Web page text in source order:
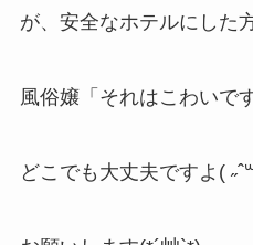
が、安全なホテルにした
風俗嬢「それはこわいで
どこでも大丈夫ですよ( ˶